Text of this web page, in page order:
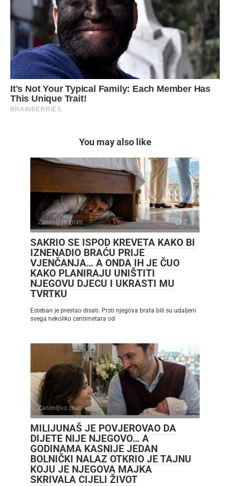
You may also like
Zanimljivo znati 0
SAKRIO SE ISPOD KREVETA KAKO BI
IZNENADIO BRAĆU PRIJE
VJENČANJA… A ONDA IH JE ČUO
KAKO PLANIRAJU UNIŠTITI
NJEGOVU DJECU I UKRASTI MU
TVRTKU
Esteban je prestao disati. Prsti njegova brata bili su udaljeni
svega nekoliko centimetara od
Zanimljivo znati 0
MILIJUNAŠ JE POVJEROVAO DA
DIJETE NIJE NJEGOVO… A
GODINAMA KASNIJE JEDAN
BOLNIČKI NALAZ OTKRIO JE TAJNU
KOJU JE NJEGOVA MAJKA
SKRIVALA CIJELI ŽIVOT